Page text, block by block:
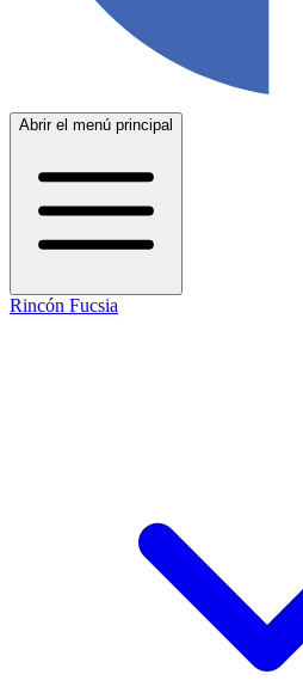
Abrir el menú principal
Rincón Fucsia